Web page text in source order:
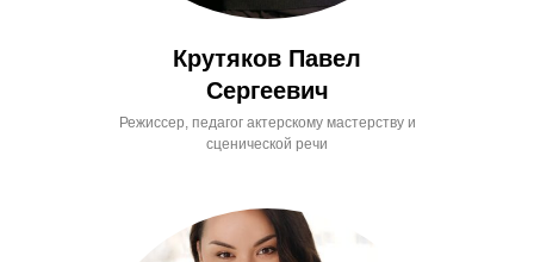
Крутяков Павел
Сергеевич
Режиссер, педагог актерскому мастерству и
сценической речи